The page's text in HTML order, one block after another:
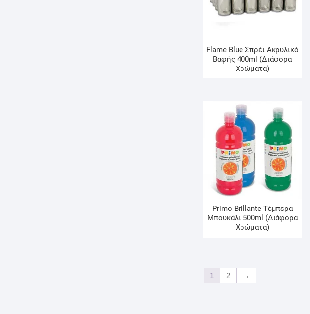
Flame Blue Σπρέι Ακρυλικό
Βαφής 400ml (Διάφορα
Χρώματα)
Primo Brillante Τέμπερα
Μπουκάλι 500ml (Διάφορα
Χρώματα)
1 2 →